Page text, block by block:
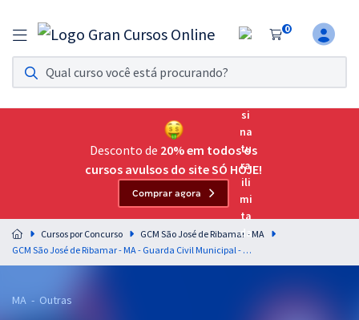
0
Assinatura Ilimitada 11
Acesso a todos os cursos. Teste grátis por 7 dias!
Assinatura OAB Até Passar
Acesso ilimitado a toda preparação para o Exame da
Residências Multiprofissionais
Preparação completa e intensiva para as principais
residências em saúde do Brasil
Desconto de 20% em todos os
cursos avulsos do site SÓ HOJE!
Comprar agora
Cursos por Concurso
GCM São José de Ribamar - MA
GCM São José de Ribamar - MA - Guarda Civil Municipal - Segurança Municipal de Fiscalização de Trânsito
MA - Outras